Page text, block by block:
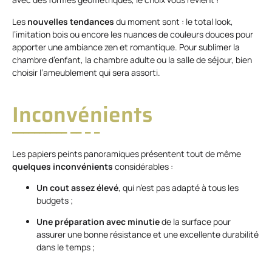
Les nouvelles tendances du moment sont : le total look,
l’imitation bois ou encore les nuances de couleurs douces pour
apporter une ambiance zen et romantique. Pour sublimer la
chambre d’enfant, la chambre adulte ou la salle de séjour, bien
choisir l’ameublement qui sera assorti.
Inconvénients
Les papiers peints panoramiques présentent tout de même
quelques inconvénients considérables :
Un cout assez élevé, qui n’est pas adapté à tous les
budgets ;
Une préparation avec minutiede la surface pour
assurer une bonne résistance et une excellente durabilité
dans le temps ;